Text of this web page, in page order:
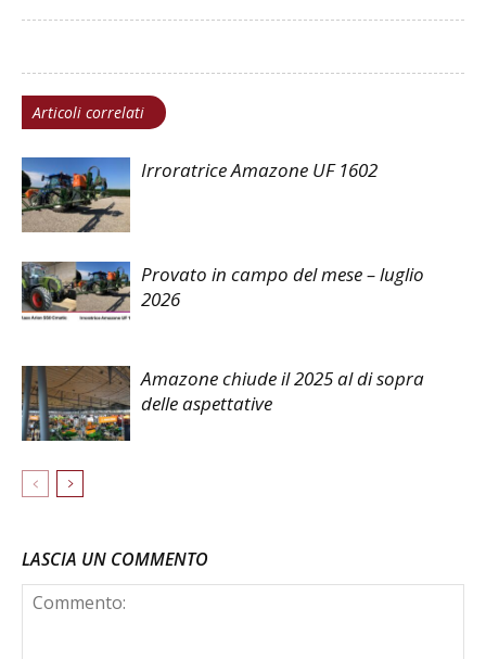
Articoli correlati
Irroratrice Amazone UF 1602
Provato in campo del mese – luglio
2026
Amazone chiude il 2025 al di sopra
delle aspettative
LASCIA UN COMMENTO